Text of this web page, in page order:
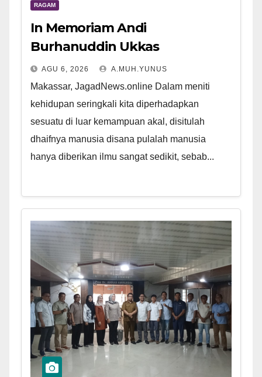
RAGAM
In Memoriam Andi
Burhanuddin Ukkas
AGU 6, 2026 A.MUH.YUNUS
Makassar, JagadNews.online Dalam meniti
kehidupan seringkali kita diperhadapkan
sesuatu di luar kemampuan akal, disitulah
dhaifnya manusia disana pulalah manusia
hanya diberikan ilmu sangat sedikit, sebab...